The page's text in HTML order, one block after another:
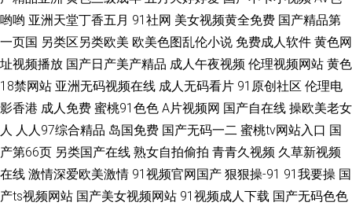
哟哟 亚洲天堂丁香五月 91社网 美女视频黄全免费 国产精品第
一页国 另类区另类欧美 欧美色图乱伦小说 免费成人软件 黄色网
址视频播放 国产日产美产精品 成人午夜视频 伦理视频网站 黄色
18禁网站 亚洲无码视频在线 成人无码看片 91原创社区 伦理电
影香港 成人免费 蜜桃91色色 A片视频网 国产自在线 操欧美老女
人 人人97综合精品 岛国免费 国产无码一二 蜜桃tv网站入口 国
产第66页 另类国产在线 熟女自拍偷拍 青青久视频 久草新视频
在线 激情深爱欧美激情 91视频官网国产 狠狠操-91 91我要操 国
产ts视频网站 国产美女视频网站 91视频成人下载 国产无码色色